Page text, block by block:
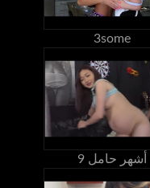
3some
9 أشهر حامل